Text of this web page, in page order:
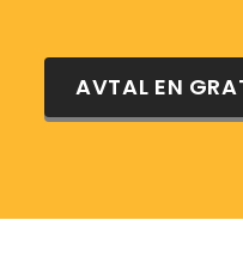
AVTAL EN